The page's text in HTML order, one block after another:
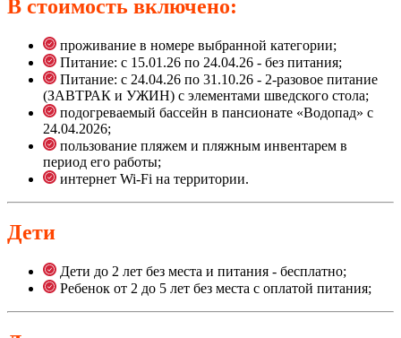
В стоимость включено:
проживание в номере выбранной категории;
Питание: с 15.01.26 по 24.04.26 - без питания;
Питание: с 24.04.26 по 31.10.26 - 2-разовое питание
(ЗАВТРАК и УЖИН) с элементами шведского стола;
подогреваемый бассейн в пансионате «Водопад» с
24.04.2026;
пользование пляжем и пляжным инвентарем в
период его работы;
интернет Wi-Fi на территории.
Дети
Дети до 2 лет без места и питания - бесплатно;
Ребенок от 2 до 5 лет без места с оплатой питания;